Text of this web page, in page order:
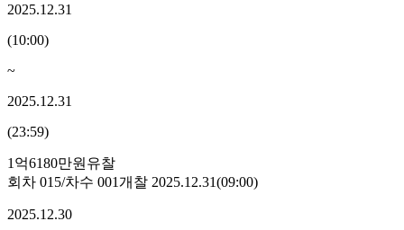
2025.12.31
(10:00)
~
2025.12.31
(23:59)
1억6180만원 유찰
회차 015/차수 001개찰 2025.12.31(09:00)
2025.12.30